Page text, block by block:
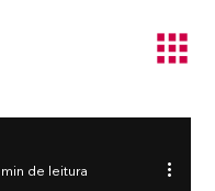
min de leitura